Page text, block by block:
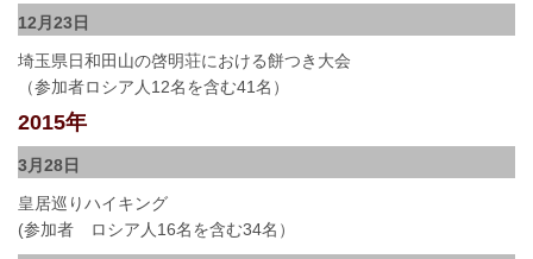
12月23日
埼玉県日和田山の啓明荘における餅つき大会
（参加者ロシア人12名を含む41名）
2015年
3月28日
皇居巡りハイキング
(参加者 ロシア人16名を含む34名）